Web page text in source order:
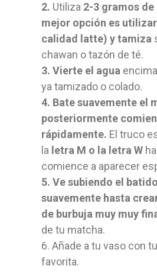
2. Utiliza 2-3 gramos
mejor opción es
calidad latte) y tamiza
chawan o tazón de té.
3. Vierte el agua
ya tamizado o colado.
4. Bate suavemente el
posteriormente
rápidamente. El truco
la letra M o la letra W
comience a aparecer
5. Ve subiendo el
suavemente hasta
de burbuja muy muy
de tu matcha.
6. Añade a tu vaso con
favorita.